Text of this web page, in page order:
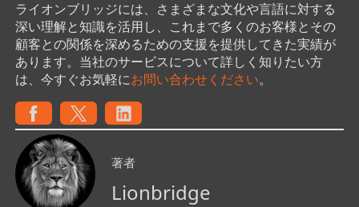
ライオンブリッジには、さまざまな文化や言語に対する
深い理解と知識を活用し、これまで多くのお客様とその
顧客との関係を深めるための支援を提供してきた実績が
あります。当社のサービスについて詳しく知りたい方
は、今すぐお気軽にお問い合わせください。
著者
Lionbridge